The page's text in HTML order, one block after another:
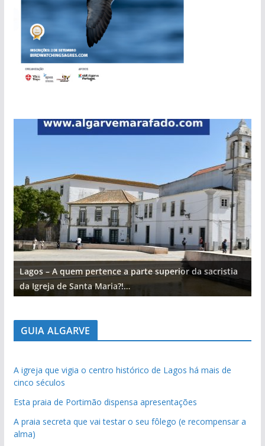
Lagos – A quem pertence a parte superior da sacristia
da Igreja de Santa Maria?!…
GUIA ALGARVE
A igreja que vigia o centro histórico de Lagos há mais de
cinco séculos
Esta praia de Portimão dispensa apresentações
A praia secreta que vai testar o seu fôlego (e recompensar a
alma)